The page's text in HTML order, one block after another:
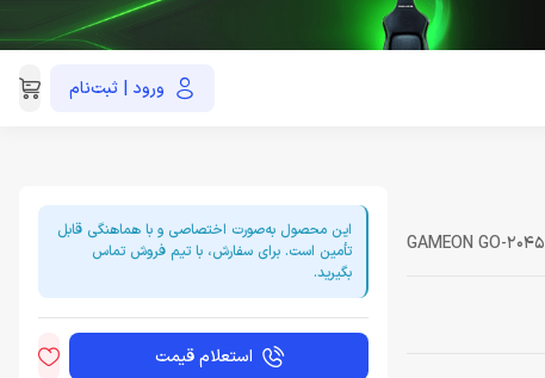
ورود | ثبت‌نام021-91035390
GAMEON GO-2045
این محصول به‌صورت اختصاصی و با هماهنگی قابل
تأمین است. برای سفارش، با تیم فروش تماس
بگیرید.
استعلام قیمت